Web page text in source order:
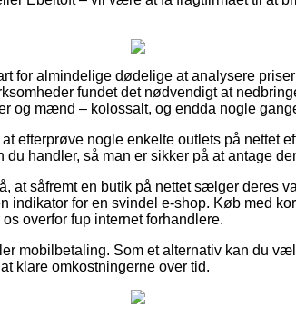
for almindelige dødelige at analysere
fundet det nødvendigt at
og mænd – kolossalt, og endda nogle
efterprøve nogle enkelte outlets på nettet
handler, så man er sikker på at antage
at såfremt en butik på nettet sælger deres
indikator for en svindel e-shop. Køb med
overfor fup internet forhandlere.
mobilbetaling. Som et alternativ kan du
klare omkostningerne over tid.